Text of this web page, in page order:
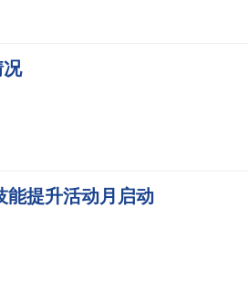
况
能提升活动月启动